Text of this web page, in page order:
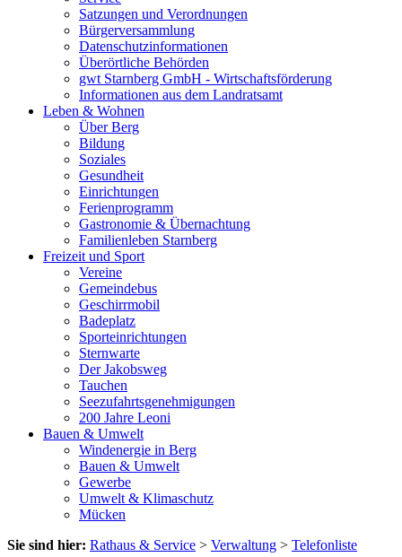
Satzungen und Verordnungen
Bürgerversammlung
Datenschutzinformationen
Überörtliche Behörden
gwt Starnberg GmbH - Wirtschaftsförderung
Informationen aus dem Landratsamt
Leben & Wohnen
Über Berg
Bildung
Soziales
Gesundheit
Einrichtungen
Ferienprogramm
Gastronomie & Übernachtung
Familienleben Starnberg
Freizeit und Sport
Vereine
Gemeindebus
Geschirrmobil
Badeplatz
Sporteinrichtungen
Sternwarte
Der Jakobsweg
Tauchen
Seezufahrtsgenehmigungen
200 Jahre Leoni
Bauen & Umwelt
Windenergie in Berg
Bauen & Umwelt
Gewerbe
Umwelt & Klimaschutz
Mücken
Sie sind hier: Rathaus & Service > Verwaltung > Telefonliste